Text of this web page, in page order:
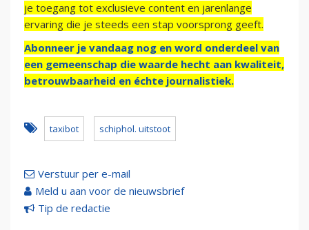
je toegang tot exclusieve content en jarenlange
ervaring die je steeds een stap voorsprong geeft.
Abonneer je vandaag nog en word onderdeel van
een gemeenschap die waarde hecht aan kwaliteit,
betrouwbaarheid en échte journalistiek.
taxibot schiphol. uitstoot
Verstuur per e-mail
Meld u aan voor de nieuwsbrief
Tip de redactie